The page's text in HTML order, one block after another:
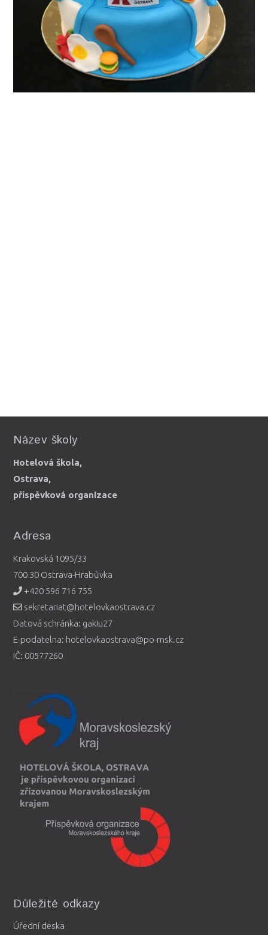
Název školy
Hotelová škola,
Ostrava,
příspěvková organizace
Adresa
Krakovská 1095/33
700 30 Ostrava-Hrabůvka
+420 596 716 755
sekretariat@hotelovkaostrava.cz
Datová schránka: gakiu27
E-podatelna: hotelovkaostrava@po-msk.cz
IČ: 00577260
Důležité odkazy
Úřední deska